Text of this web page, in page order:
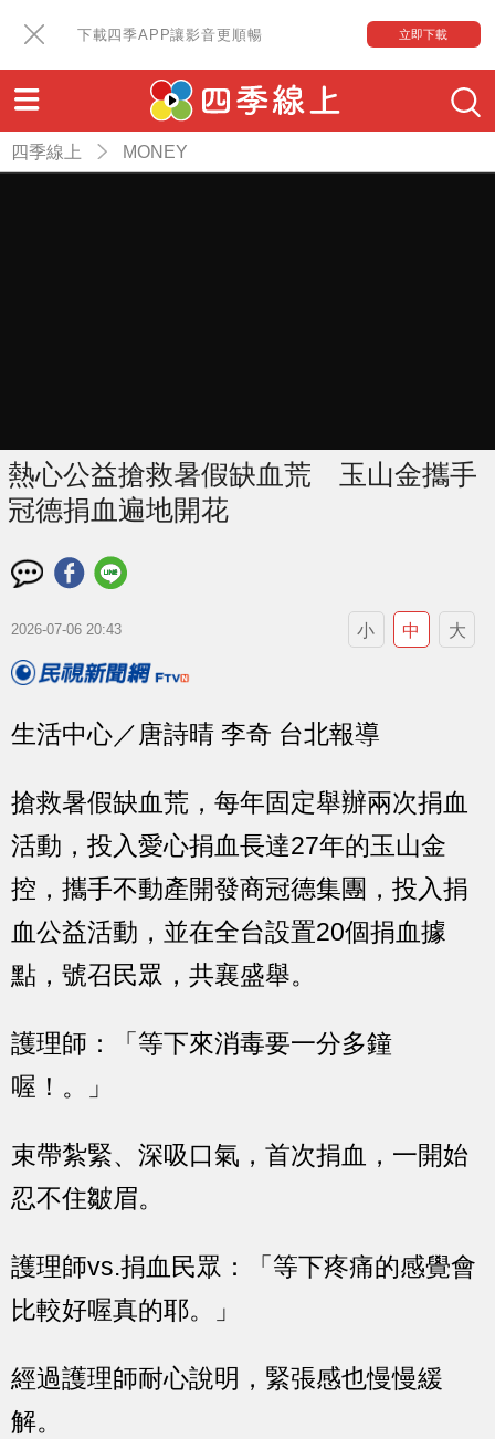
下載四季APP讓影音更順暢 立即下載
四季線上 MONEY
熱心公益搶救暑假缺血荒 玉山金攜手
冠德捐血遍地開花
2026-07-06 20:43 小 中 大
生活中心／唐詩晴 李奇 台北報導
搶救暑假缺血荒，每年固定舉辦兩次捐血
活動，投入愛心捐血長達27年的玉山金
控，攜手不動產開發商冠德集團，投入捐
血公益活動，並在全台設置20個捐血據
點，號召民眾，共襄盛舉。
護理師：「等下來消毒要一分多鐘
喔！。」
束帶紮緊、深吸口氣，首次捐血，一開始
忍不住皺眉。
護理師vs.捐血民眾：「等下疼痛的感覺會
比較好喔真的耶。」
經過護理師耐心說明，緊張感也慢慢緩
解。